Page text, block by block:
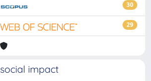
30
29
social impact